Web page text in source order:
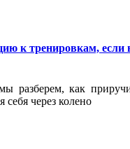
к тренировкам, если
разберем, как
себя через колено